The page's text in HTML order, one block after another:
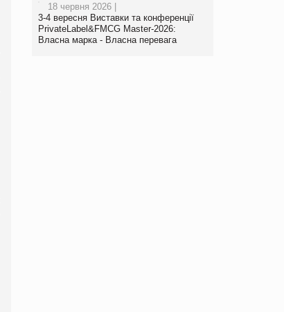
18 червня 2026 |
3-4 вересня Виставки та конференції
PrivateLabel&FMCG Master-2026:
Власна марка - Власна перевага